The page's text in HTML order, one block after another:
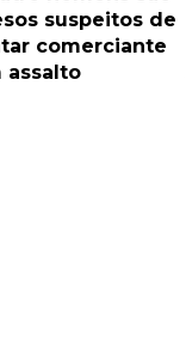
suspeitos de
comerciante
assalto